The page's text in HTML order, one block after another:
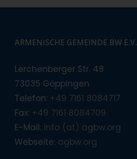
ARMENISCHE GEMEINDE BW E.V.
Lerchenberger Str. 48
73035 Göppingen
Telefon: +49 7161 8084717
Fax: +49 7161 8084709
E-Mail: info (at) agbw.org
Webseite: agbw.org